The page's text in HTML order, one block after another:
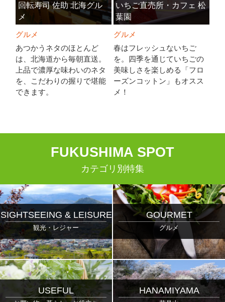
回転寿司 佐助 北海グル
メ
グルメ
あつかうネタのほとんど
は、北海道から毎朝直送。
上品で濃厚な味わいのネタ
を、こだわりの握りで堪能
できます。
いちご直売所・カフェ 松
葉園
グルメ
春はフレッシュないちご
を。四季を通じていちごの
美味しさを楽しめる「フロ
ーズンコットン」もオスス
メ！
FUKUSHIMA SPOT
カテゴリ別特集
SIGHTSEEING & LEISURE
観光・レジャー
GOURMET
グルメ
USEFUL HANAMIYAMA